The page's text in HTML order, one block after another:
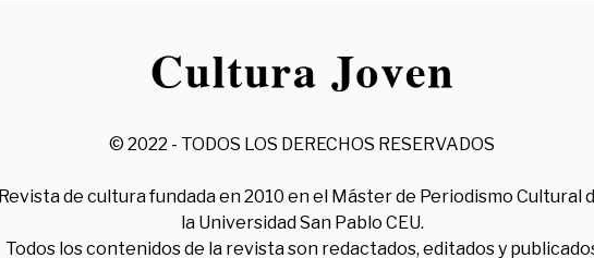
© 2022 - TODOS LOS DERECHOS RESERVADOS
Revista de cultura fundada en 2010 en el Máster de Periodismo Cultural
la Universidad San Pablo CEU.
Todos los contenidos de la revista son redactados, editados y